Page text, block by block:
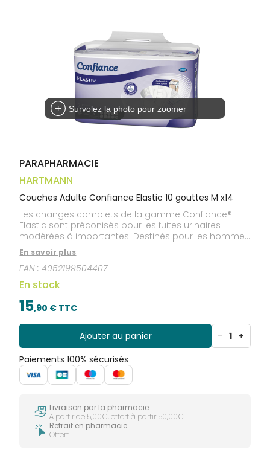
Homme
Solaire
Visage
Survolez la photo pour zoomer
PARAPHARMACIE
HARTMANN
Couches Adulte Confiance Elastic 10 gouttes M x14
Les changes complets de la gamme Confiance®
Elastic sont préconisés pour les fuites urinaires
modérées à importantes. Destinés pour les hommes
et pour les femmes semi-valides ou alités, ils vous
protégeront de jour comme de nuit grâce à 2
niveaux d’absorption : 9 Gouttes et 10 Gouttes. La
gamme Confiance® Premium Elastic existe en
plusieurs tailles allant du S au XL. Les changes
complets sont fabriqués en France et en Allemagne.
En savoir plus
EAN :4052199504407
En stock
15,90 € TTC
Ajouter au panier - 1 +
Paiements 100% sécurisés
Livraison par la pharmacie
À partir de 5,00€, offert à partir 50,00€
Retrait en pharmacie
Offert